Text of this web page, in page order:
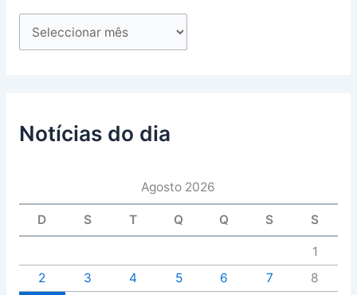
Notícias do dia
Agosto 2026
D S T Q Q S S
1
2
3 4 5 6 7
8